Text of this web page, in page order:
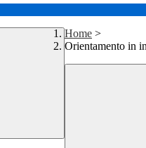
Home >
Orientamento in